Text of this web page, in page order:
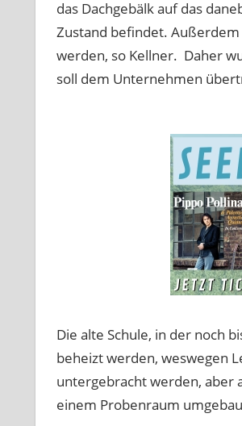
das Dachgebälk auf das
Zustand befindet.
werden, so Kellner. Daher
soll dem Unternehmen
Die alte Schule, in der noch
beheizt werden, weswegen
untergebracht werden, aber
einem Probenraum